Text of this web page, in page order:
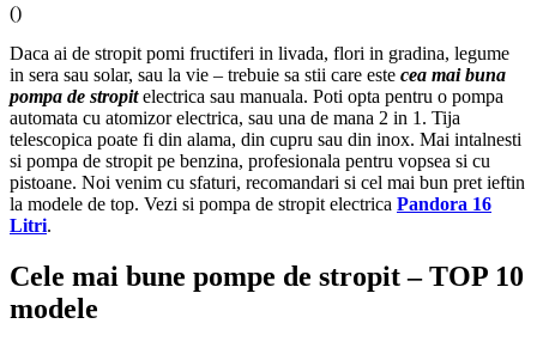
()
Daca ai de stropit pomi fructiferi in livada, flori in gradina, legume
in sera sau solar, sau la vie – trebuie sa stii care este cea mai buna
pompa de stropitelectrica sau manuala. Poti opta pentru o pompa
automata cu atomizor electrica, sau una de mana 2 in 1. Tija
telescopica poate fi din alama, din cupru sau din inox. Mai intalnesti
si pompa de stropit pe benzina, profesionala pentru vopsea si cu
pistoane. Noi venim cu sfaturi, recomandari si cel mai bun pret ieftin
la modele de top. Vezi si pompa de stropit electrica Pandora 16
Litri.
Cele mai bune pompe de stropit – TOP 10
modele